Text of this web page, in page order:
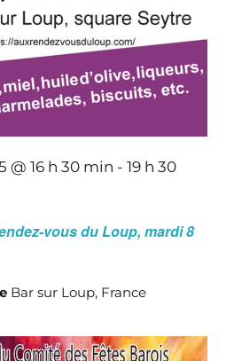
@ 16 h 30 min - 19 h 30
vous du Loup, mardi 8
Bar sur Loup, France